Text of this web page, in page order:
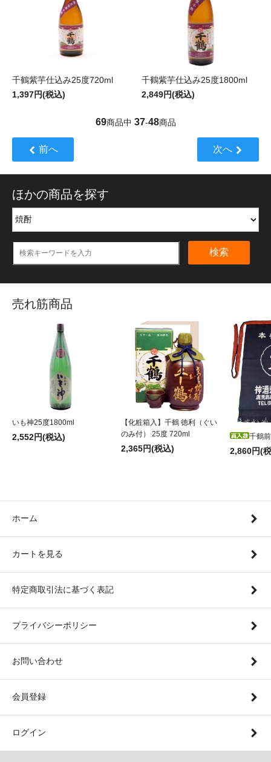
千鶴紫芋仕込み25度720ml
1,397円(税込)
千鶴紫芋仕込み25度1800ml
2,849円(税込)
69商品中 37-48商品
前へ 次へ
ほかの商品を探す
検索
売れ筋商品
いも神25度1800ml
2,552円(税込)
【化粧箱入】千鶴 徳利（ぐい
のみ付） 25度 720ml
2,365円(税込)
千鶴
2,860円(
ホーム
カートを見る
特定商取引法に基づく表記
プライバシーポリシー
お問い合わせ
会員登録
ログイン